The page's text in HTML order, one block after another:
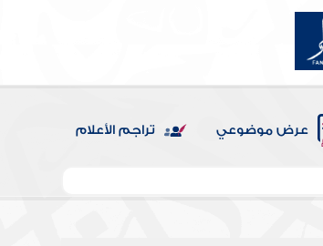
عرض موضوعي تراجم الأعلام